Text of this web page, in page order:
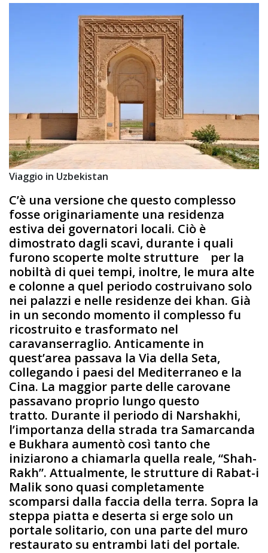
Viaggio in Uzbekistan
C’è una versione che questo complesso
fosse originariamente una residenza
estiva dei governatori locali. Ciò è
dimostrato dagli scavi, durante i quali
furono scoperte molte strutture per la
nobiltà di quei tempi, inoltre, le mura alte
e colonne a quel periodo costruivano solo
nei palazzi e nelle residenze dei khan. Già
in un secondo momento il complesso fu
ricostruito e trasformato nel
caravanserraglio. Anticamente in
quest’area passava la Via della Seta,
collegando i paesi del Mediterraneo e la
Cina. La maggior parte delle carovane
passavano proprio lungo questo
tratto. Durante il periodo di Narshakhi,
l’importanza della strada tra Samarcanda
e Bukhara aumentò così tanto che
iniziarono a chiamarla quella reale, “Shah-
Rakh”. Attualmente, le strutture di Rabat-i
Malik sono quasi completamente
scomparsi dalla faccia della terra. Sopra la
steppa piatta e deserta si erge solo un
portale solitario, con una parte del muro
restaurato su entrambi lati del portale.